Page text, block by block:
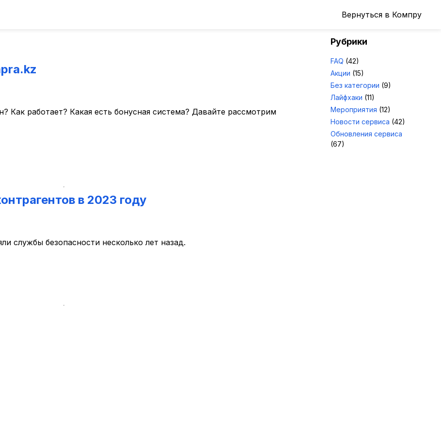
Вернуться в Компру
Как работает? Какая есть бонусная система? Давайте рассмотрим
в 2023 году
службы безопасности несколько лет назад.
Рубрики
FAQ (42)
Акции (15)
Без категории (9)
Лайфхаки (11)
Мероприятия (12)
Новости сервиса (42)
Обновления сервиса
(67)